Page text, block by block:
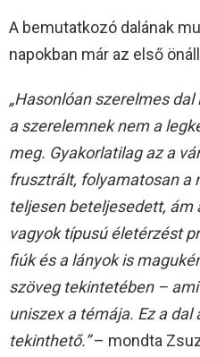
A bemutatkozó dalának
napokban már az első
„Hasonlóan szerelmes
a szerelemnek nem a
meg. Gyakorlatilag az a
frusztrált, folyamatosan a
teljesen beteljesedett, ám
vagyok típusú életérzést
fiúk és a lányok is
szöveg tekintetében –
uniszex a témája. Ez a
tekinthető.”– mondta